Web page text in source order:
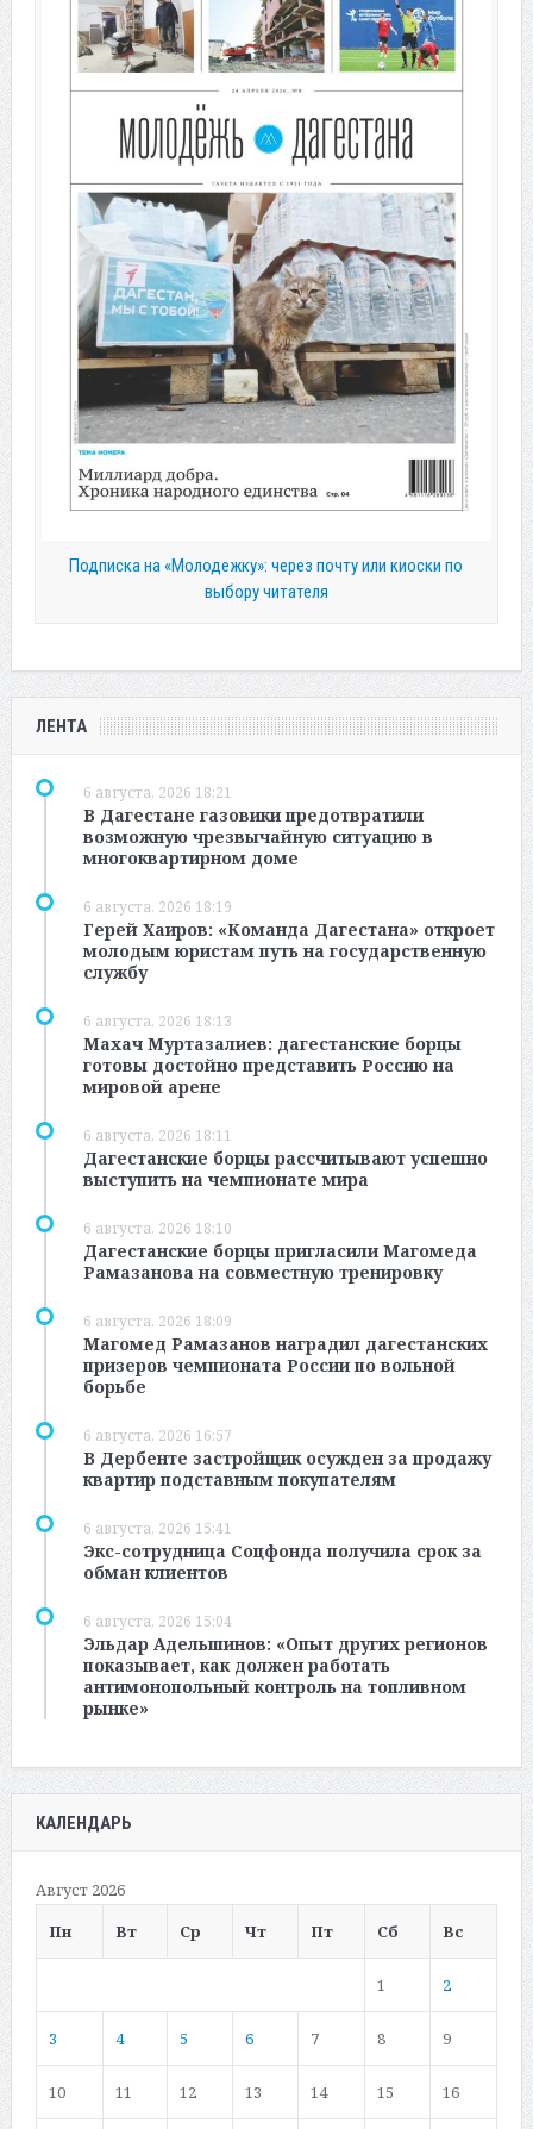
Подписка на «Молодежку»: через почту или киоски по
выбору читателя
ЛЕНТА
6 августа, 2026 18:21
В Дагестане газовики предотвратили
возможную чрезвычайную ситуацию в
многоквартирном доме
6 августа, 2026 18:19
Герей Хаиров: «Команда Дагестана» откроет
молодым юристам путь на государственную
службу
6 августа, 2026 18:13
Махач Муртазалиев: дагестанские борцы
готовы достойно представить Россию на
мировой арене
6 августа, 2026 18:11
Дагестанские борцы рассчитывают успешно
выступить на чемпионате мира
6 августа, 2026 18:10
Дагестанские борцы пригласили Магомеда
Рамазанова на совместную тренировку
6 августа, 2026 18:09
Магомед Рамазанов наградил дагестанских
призеров чемпионата России по вольной
борьбе
6 августа, 2026 16:57
В Дербенте застройщик осужден за продажу
квартир подставным покупателям
6 августа, 2026 15:41
Экс-сотрудница Соцфонда получила срок за
обман клиентов
6 августа, 2026 15:04
Эльдар Адельшинов: «Опыт других регионов
показывает, как должен работать
антимонопольный контроль на топливном
рынке»
КАЛЕНДАРЬ
Август 2026
Пн
Вт Ср Чт Пт Сб Вс
1 2
3 4 5 6 7 8 9
10 11 12 13 14 15 16